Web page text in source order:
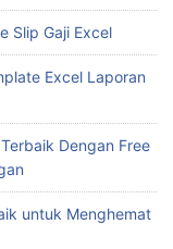
Slip Gaji Excel
Excel Laporan
Dengan Free
untuk Menghemat